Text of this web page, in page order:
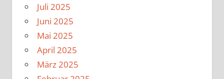
Juli 2025
Juni 2025
Mai 2025
April 2025
März 2025